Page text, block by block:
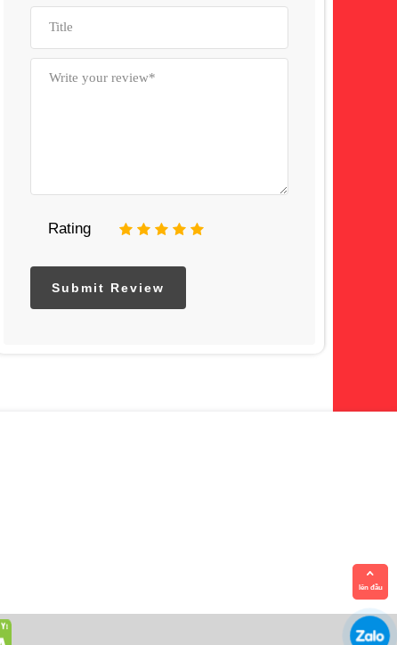
Rating 5
4
3
2
lên đầu